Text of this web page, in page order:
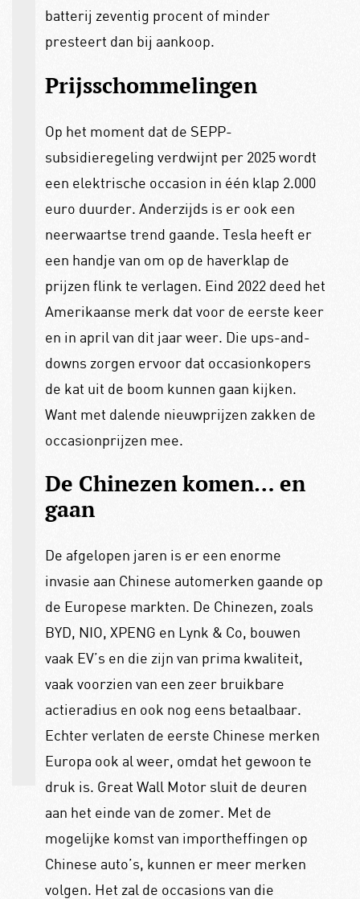
batterij zeventig procent of minder
presteert dan bij aankoop.
Prijsschommelingen
Op het moment dat de SEPP-
subsidieregeling verdwijnt per 2025 wordt
een elektrische occasion in één klap 2.000
euro duurder. Anderzijds is er ook een
neerwaartse trend gaande. Tesla heeft er
een handje van om op de haverklap de
prijzen flink te verlagen. Eind 2022 deed het
Amerikaanse merk dat voor de eerste keer
en in april van dit jaar weer. Die ups-and-
downs zorgen ervoor dat occasionkopers
de kat uit de boom kunnen gaan kijken.
Want met dalende nieuwprijzen zakken de
occasionprijzen mee.
De Chinezen komen… en
gaan
De afgelopen jaren is er een enorme
invasie aan Chinese automerken gaande op
de Europese markten. De Chinezen, zoals
BYD, NIO, XPENG en Lynk & Co, bouwen
vaak EV’s en die zijn van prima kwaliteit,
vaak voorzien van een zeer bruikbare
actieradius en ook nog eens betaalbaar.
Echter verlaten de eerste Chinese merken
Europa ook al weer, omdat het gewoon te
druk is. Great Wall Motor sluit de deuren
aan het einde van de zomer. Met de
mogelijke komst van importheffingen op
Chinese auto’s, kunnen er meer merken
volgen. Het zal de occasions van die